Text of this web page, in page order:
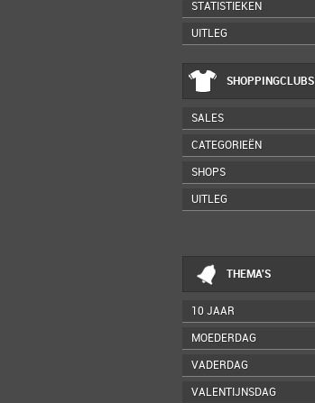
STATISTIEKEN
UITLEG
SHOPPINGCLUBS
SALES
CATEGORIEËN
SHOPS
UITLEG
THEMA'S
10 JAAR
MOEDERDAG
VADERDAG
VALENTIJNSDAG